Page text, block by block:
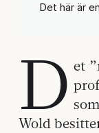
Det här är
D et
Wold